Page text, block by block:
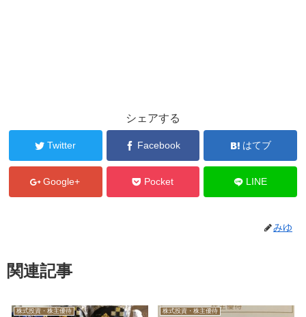
シェアする
Twitter Facebook はてブ
Google+ Pocket LINE
みゆ
関連記事
株式投資・株主優待 株式投資・株主優待